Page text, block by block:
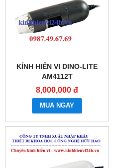
KÍNH HIỂN VI DINO-LITE
AM4112T
8,000,000 đ
MUA NGAY